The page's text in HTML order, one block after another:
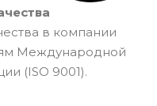
в компании
Международной
(ISO 9001).